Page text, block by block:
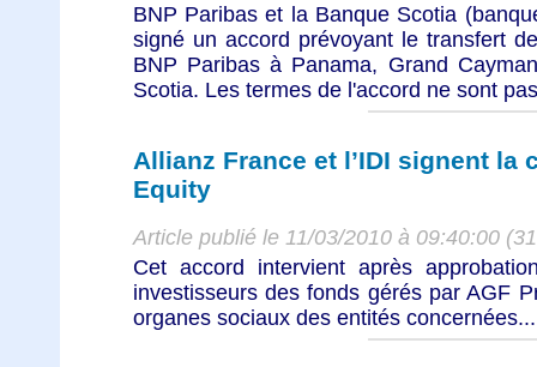
BNP Paribas et la Banque Scotia
signé un accord prévoyant le transfert
BNP Paribas à Panama, Grand
Scotia. Les termes de l'accord ne sont
Allianz France et l’IDI signent la
Equity
Article publié le 11/03/2010 à 09:40:00
Cet accord intervient après
investisseurs des fonds gérés par AGF
organes sociaux des entités